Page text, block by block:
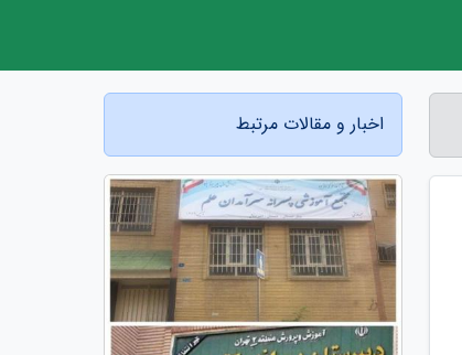
اخبار و مقالات مرتبط